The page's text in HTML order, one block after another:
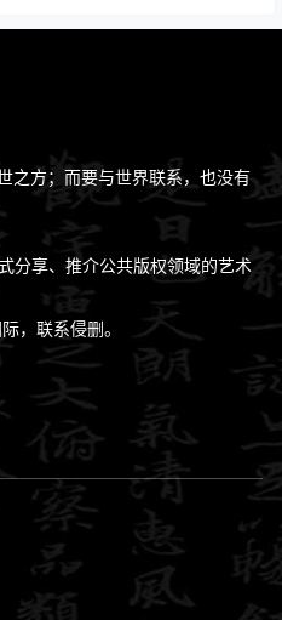
之方；而要与世界联系，也没有
分享、推介公共版权领域的艺术
，联系侵删。